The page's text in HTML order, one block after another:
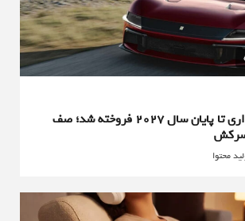
تمامی محصولات فراری تا پایان سال ۲۰۲۷ فروخته شد؛ صف
سرکش
محتوا